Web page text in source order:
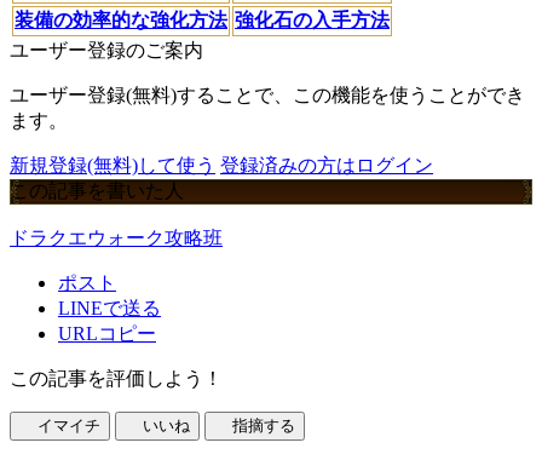
装備の効率的な強化方法 強化石の入手方法
ユーザー登録のご案内
ユーザー登録(無料)することで、この機能を使うことができ
ます。
新規登録(無料)して使う 登録済みの方はログイン
この記事を書いた人
ドラクエウォーク攻略班
ポスト
LINEで送る
URLコピー
この記事を評価しよう！
イマイチ いいね 指摘する